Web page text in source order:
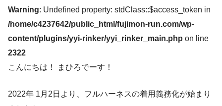
Warning: Undefined property: stdClass::$access_token in
/home/c4237642/public_html/fujimon-run.com/wp-
content/plugins/yyi-rinker/yyi_rinker_main.php on line
2322
こんにちは！ まひろでーす！
2022年 1月2日より、フルハーネスの着用義務化が始まり